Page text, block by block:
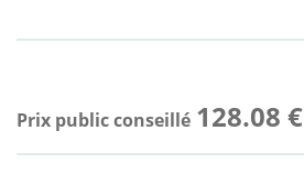
Prix public conseillé 128.08 €